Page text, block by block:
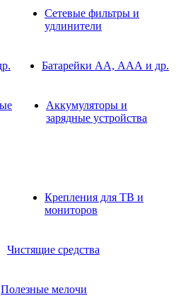
Сетевые фильтры и
удлинители
Батарейки АА, ААА и др.
Аккумуляторы и
зарядные устройства
Крепления для ТВ и
мониторов
Чистящие средства
Полезные мелочи